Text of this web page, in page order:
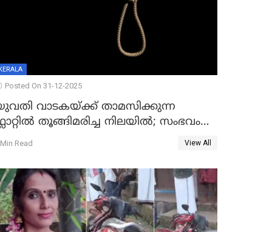
KERALA
Posted On 31-12-2025
വാടകയ്ക്ക് താമസിക്കുന്ന
തൂങ്ങിമരിച്ച നിലയില്‍; സംഭവം
Read View All